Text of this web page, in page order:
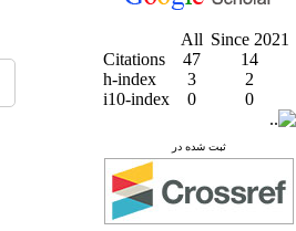
All Since 2021
Citations
47
14
h-index
3
2
i10-index
0 0
ثبت شده در